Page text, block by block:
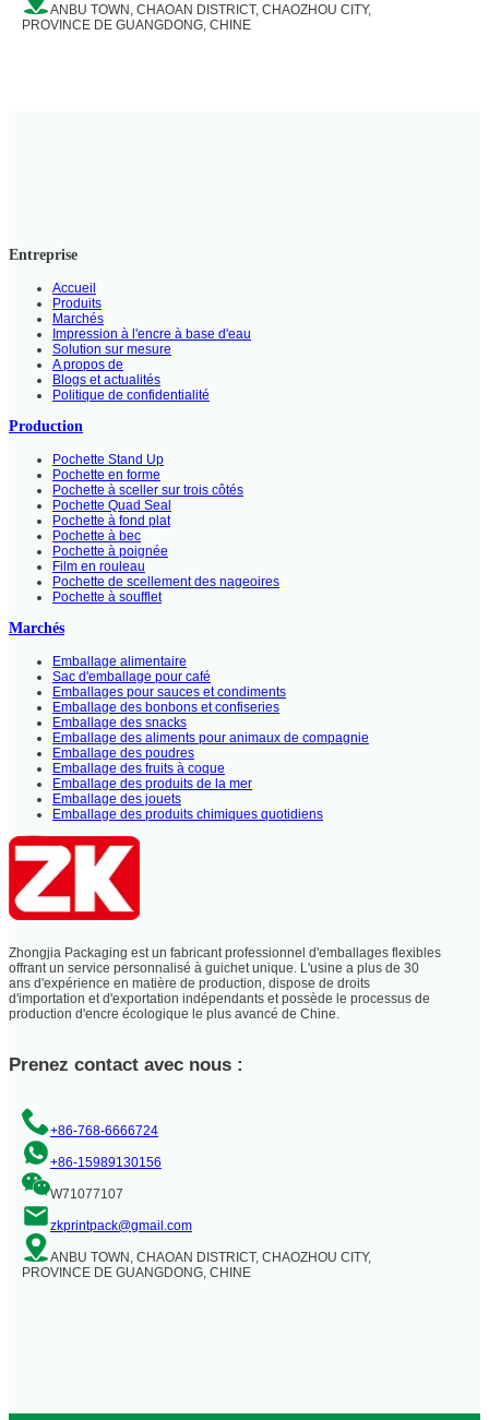
ANBU TOWN, CHAOAN DISTRICT, CHAOZHOU CITY,
PROVINCE DE GUANGDONG, CHINE
Entreprise
Accueil
Produits
Marchés
Impression à l'encre à base d'eau
Solution sur mesure
A propos de
Blogs et actualités
Politique de confidentialité
Production
Pochette Stand Up
Pochette en forme
Pochette à sceller sur trois côtés
Pochette Quad Seal
Pochette à fond plat
Pochette à bec
Pochette à poignée
Film en rouleau
Pochette de scellement des nageoires
Pochette à soufflet
Marchés
Emballage alimentaire
Sac d'emballage pour café
Emballages pour sauces et condiments
Emballage des bonbons et confiseries
Emballage des snacks
Emballage des aliments pour animaux de compagnie
Emballage des poudres
Emballage des fruits à coque
Emballage des produits de la mer
Emballage des jouets
Emballage des produits chimiques quotidiens
Zhongjia Packaging est un fabricant professionnel d'emballages flexibles
offrant un service personnalisé à guichet unique. L'usine a plus de 30
ans d'expérience en matière de production, dispose de droits
d'importation et d'exportation indépendants et possède le processus de
production d'encre écologique le plus avancé de Chine.
Prenez contact avec nous :
+86-768-6666724
+86-15989130156
W71077107
zkprintpack@gmail.com
ANBU TOWN, CHAOAN DISTRICT, CHAOZHOU CITY,
PROVINCE DE GUANGDONG, CHINE